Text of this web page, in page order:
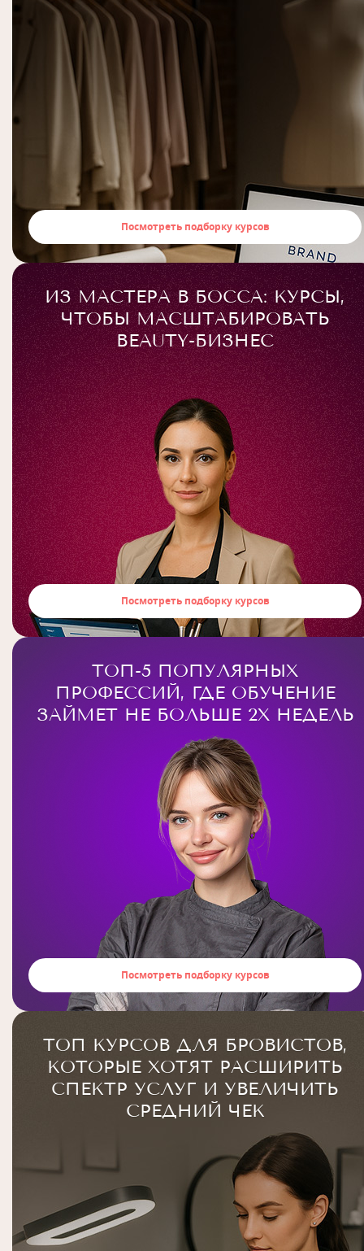
Посмотреть подборку курсов
ИЗ МАСТЕРА В БОССА: КУРСЫ,
ЧТОБЫ МАСШТАБИРОВАТЬ
BEAUTY-БИЗНЕС
Посмотреть подборку курсов
ТОП-5 ПОПУЛЯРНЫХ
ПРОФЕССИЙ, ГДЕ ОБУЧЕНИЕ
ЗАЙМЕТ НЕ БОЛЬШЕ 2Х НЕДЕЛЬ
Посмотреть подборку курсов
ТОП КУРСОВ ДЛЯ БРОВИСТОВ,
КОТОРЫЕ ХОТЯТ РАСШИРИТЬ
СПЕКТР УСЛУГ И УВЕЛИЧИТЬ
СРЕДНИЙ ЧЕК